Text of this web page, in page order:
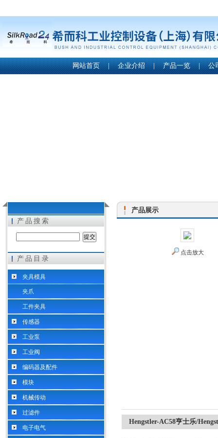
希而科工业控制设备（上海）有限公司
网站首页 | 企业介绍 | 产品一览 | 公
产品搜索
产品目录
夹具模具
夹爪
工件夹具
传感器
工业泵
工业阀
编码器及配件
模块
机械传动
过滤件
电子电气
产品展示
点击放大
Hengstler-AC58亨士乐/